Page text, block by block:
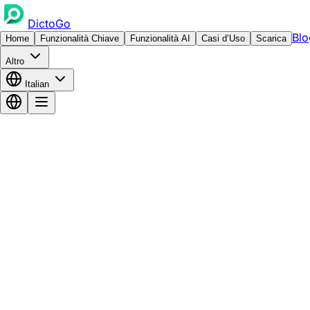
DictoGo
Home Funzionalità Chiave Funzionalità AI Casi d’Uso Scarica
Altro
Italian